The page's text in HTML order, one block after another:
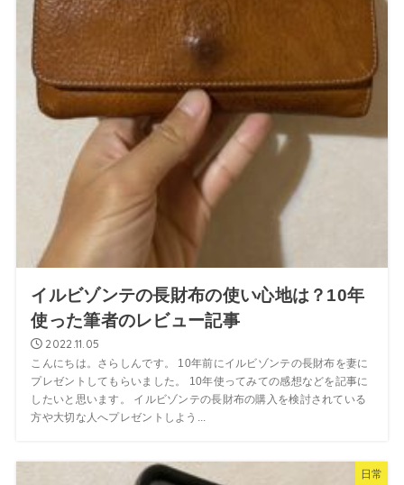
イルビゾンテの長財布の使い心地は？10年
使った筆者のレビュー記事
2022.11.05
こんにちは。さらしんです。 10年前にイルビゾンテの長財布を妻に
プレゼントしてもらいました。 10年使ってみての感想などを記事に
したいと思います。 イルビゾンテの長財布の購入を検討されている
方や大切な人へプレゼントしよう...
日常